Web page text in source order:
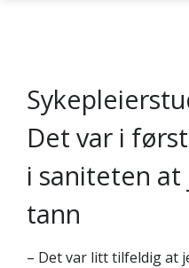
Gå til hovedinnhold
Det var i
i saniteten
tann
– Det var litt tilfeldig at